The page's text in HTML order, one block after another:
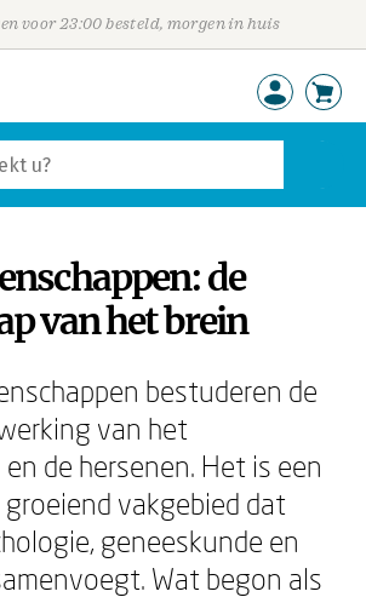
voor 23:00 besteld, morgen in huis
de
van het brein
bestuderen de
van het
de hersenen. Het is een
groeiend vakgebied dat
geneeskunde en
Wat begon als